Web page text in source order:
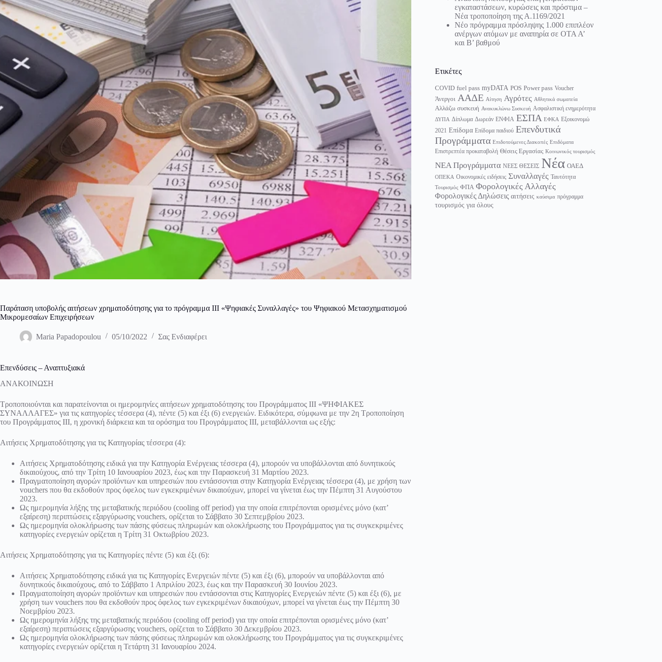
Παράταση υποβολής αιτήσεων χρηματοδότησης για το πρόγραμμα ΙΙΙ «Ψηφιακές Συναλλαγές» του Ψηφιακού Μετασχηματισμού
Μικρομεσαίων Επιχειρήσεων
Maria Papadopoulou 05/10/2022 Σας Ενδιαφέρει
Επενδύσεις – Αναπτυξιακά
ΑΝΑΚΟΙΝΩΣΗ
Τροποποιούνται και παρατείνονται οι ημερομηνίες αιτήσεων χρηματοδότησης του Προγράμματος ΙΙΙ «ΨΗΦΙΑΚΕΣ
ΣΥΝΑΛΛΑΓΕΣ» για τις κατηγορίες τέσσερα (4), πέντε (5) και έξι (6) ενεργειών. Ειδικότερα, σύμφωνα με την 2η Τροποποίηση
του Προγράμματος ΙΙΙ, η χρονική διάρκεια και τα ορόσημα του Προγράμματος ΙΙΙ, μεταβάλλονται ως εξής:
Αιτήσεις Χρηματοδότησης για τις Κατηγορίας τέσσερα (4):
Αιτήσεις Χρηματοδότησης ειδικά για την Κατηγορία Ενέργειας τέσσερα (4), μπορούν να υποβάλλονται από δυνητικούς
δικαιούχους, από την Τρίτη 10 Ιανουαρίου 2023, έως και την Παρασκευή 31 Μαρτίου 2023.
Πραγματοποίηση αγορών προϊόντων και υπηρεσιών που εντάσσονται στην Κατηγορία Ενέργειας τέσσερα (4), με χρήση των
vouchers που θα εκδοθούν προς όφελος των εγκεκριμένων δικαιούχων, μπορεί να γίνεται έως την Πέμπτη 31 Αυγούστου
2023.
Ως ημερομηνία λήξης της μεταβατικής περιόδου (cooling off period) για την οποία επιτρέπονται ορισμένες μόνο (κατ’
εξαίρεση) περιπτώσεις εξαργύρωσης vouchers, ορίζεται το Σάββατο 30 Σεπτεμβρίου 2023.
Ως ημερομηνία ολοκλήρωσης των πάσης φύσεως πληρωμών και ολοκλήρωσης του Προγράμματος για τις συγκεκριμένες
κατηγορίες ενεργειών ορίζεται η Τρίτη 31 Οκτωβρίου 2023.
Αιτήσεις Χρηματοδότησης για τις Κατηγορίες πέντε (5) και έξι (6):
Αιτήσεις Χρηματοδότησης ειδικά για τις Κατηγορίες Ενεργειών πέντε (5) και έξι (6), μπορούν να υποβάλλονται από
δυνητικούς δικαιούχους, από το Σάββατο 1 Απριλίου 2023, έως και την Παρασκευή 30 Ιουνίου 2023.
Πραγματοποίηση αγορών προϊόντων και υπηρεσιών που εντάσσονται στις Κατηγορίες Ενεργειών πέντε (5) και έξι (6), με
χρήση των vouchers που θα εκδοθούν προς όφελος των εγκεκριμένων δικαιούχων, μπορεί να γίνεται έως την Πέμπτη 30
Νοεμβρίου 2023.
Ως ημερομηνία λήξης της μεταβατικής περιόδου (cooling off period) για την οποία επιτρέπονται ορισμένες μόνο (κατ’
εξαίρεση) περιπτώσεις εξαργύρωσης vouchers, ορίζεται το Σάββατο 30 Δεκεμβρίου 2023.
Ως ημερομηνία ολοκλήρωσης των πάσης φύσεως πληρωμών και ολοκλήρωσης του Προγράμματος για τις συγκεκριμένες
κατηγορίες ενεργειών ορίζεται η Τετάρτη 31 Ιανουαρίου 2024.
εγκαταστάσεων, κυρώσεις και πρόστιμα –
Νέα τροποποίηση της Α.1169/2021
Νέο πρόγραμμα πρόσληψης 1.000 επιπλέον
ανέργων ατόμων με αναπηρία σε ΟΤΑ Α’
και Β’ βαθμού
Ετικέτες
COVID fuel pass myDATA POS Power pass Voucher
Άνεργοι ΑΑΔΕ Αίτηση Αγρότες Αθλητικά σωματεία
Αλλάζω συσκευή Ανακυκλώνω Συσκευή Ασφαλιστική ενημερότητα
ΔΥΠΑ Δίπλωμα Δωρεάν ΕΝΦΙΑ ΕΣΠΑ ΕΦΚΑ Εξοικονομώ
2021 Επίδομα Επίδομα παιδιού Επενδυτικά
Προγράμματα Επιδοτούμενες Διακοπές Επιδόματα
Επιστρεπτέα προκαταβολή Θέσεις Εργασίας Κοινωνικός τουρισμός
ΝΕΑ Προγράμματα ΝΕΕΣ ΘΕΣΕΙΣ Νέα ΟΑΕΔ
ΟΠΕΚΑ Οικονομικές ειδήσεις Συναλλαγές Ταυτότητα
Τουρισμός ΦΠΑ Φορολογικές Αλλαγές
Φορολογικές Δηλώσεις αιτήσεις καύσιμα πρόγραμμα
τουρισμός για όλους